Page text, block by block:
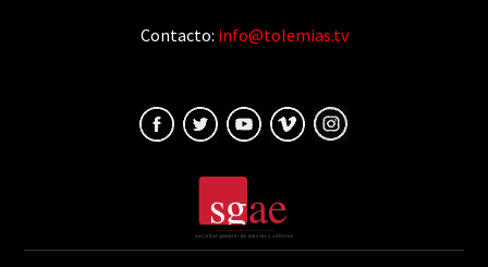
Contacto: info@tolemias.tv